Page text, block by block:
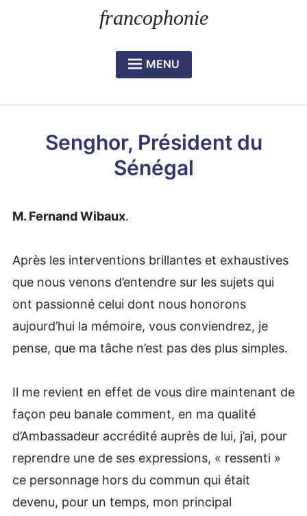
francophonie
MENU
child
LE PRIX RICHELIEU SENGHOR
Senghor, Président du
Sénégal
M. Fernand Wibaux.
Après les interventions brillantes et exhaustives
que nous venons d’entendre sur les sujets qui
ont passionné celui dont nous honorons
aujourd’hui la mémoire, vous conviendrez, je
pense, que ma tâche n’est pas des plus simples.
Il me revient en effet de vous dire maintenant de
façon peu banale comment, en ma qualité
d’Ambassadeur accrédité auprès de lui, j’ai, pour
reprendre une de ses expressions, « ressenti »
ce personnage hors du commun qui était
devenu, pour un temps, mon principal